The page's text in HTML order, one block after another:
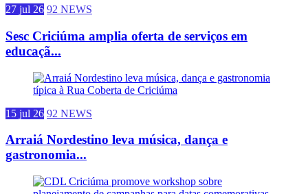
27 jul 26 92 NEWS
Sesc Criciúma amplia oferta de serviços em
educaçã...
15 jul 26 92 NEWS
Arraiá Nordestino leva música, dança e
gastronomia...